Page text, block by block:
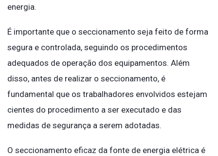
energia.
É importante que o seccionamento seja feito de forma
segura e controlada, seguindo os procedimentos
adequados de operação dos equipamentos. Além
disso, antes de realizar o seccionamento, é
fundamental que os trabalhadores envolvidos estejam
cientes do procedimento a ser executado e das
medidas de segurança a serem adotadas.
O seccionamento eficaz da fonte de energia elétrica é